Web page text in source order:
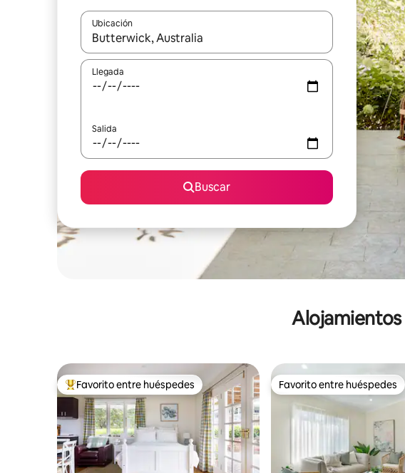
Ubicación
Cuando los resultados estén disponibles, podrás navegar usando
Llegada
Salida
Buscar
Alojamientos
De los mejores en Favorito entre huéspedes
Favorito entre huéspedes Favorito entre huéspedes
Favorito entre huéspedes